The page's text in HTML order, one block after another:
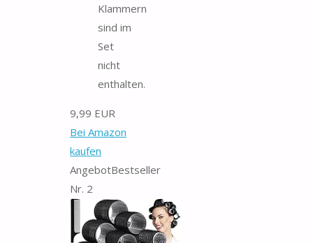
Klammern
sind im
Set
nicht
enthalten.
9,99 EUR
Bei Amazon
kaufen
AngebotBestseller
Nr. 2